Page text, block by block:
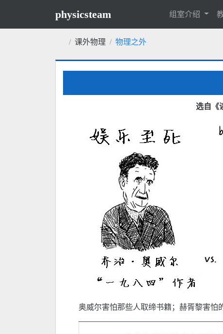
physicsteam 组室介绍
课外物理 物理之外
选自《
奥威尔害怕那些人取缔书籍；赫胥黎害怕